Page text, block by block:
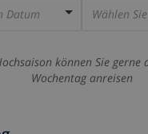
Datum Wählen
können Sie gerne
Wochentag anreisen